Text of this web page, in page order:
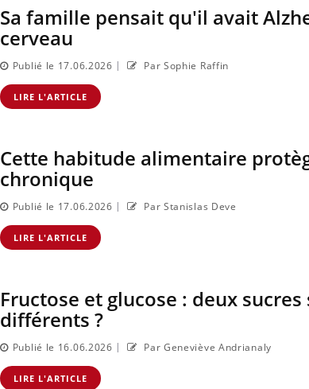
Sa famille pensait qu'il avait
cerveau
Publié le 17.06.2026 | Par Sophie Raffin
LIRE L'ARTICLE
Cette habitude alimentaire
chronique
Publié le 17.06.2026 | Par Stanislas Deve
LIRE L'ARTICLE
Fructose et glucose : deux
différents ?
Publié le 16.06.2026 | Par Geneviève Andrianaly
LIRE L'ARTICLE